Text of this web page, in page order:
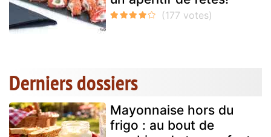
Derniers dossiers
Mayonnaise hors du
frigo : au bout de